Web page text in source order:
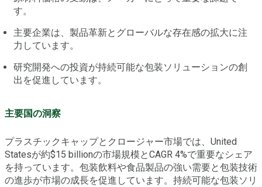
す。
主要企業は、製品革新とグローバルな存在感の拡大に注
力しています。
研究開発への投資が持続可能な包装ソリューションの創
出を促進しています。
主要国の洞察
プラスチックキャップとクロージャー市場では、United
Statesが約$15 billionの市場規模とCAGR 4%で重要なシェア
を持っています。包装飲料や食品製品の強い需要と包装技術
の進歩が市場の成長を促進しています。持続可能な包装ソリ